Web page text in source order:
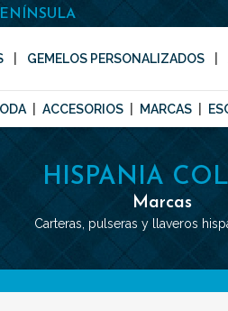
GEMELOS PERSONALIZADOS
ACCESORIOS MARCAS
HISPANIA
Marcas
Carteras, pulseras y llaveros